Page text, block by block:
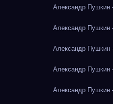
Александр Пушкин
Александр Пушкин
Александр Пушкин
Александр Пушкин
Александр Пушкин